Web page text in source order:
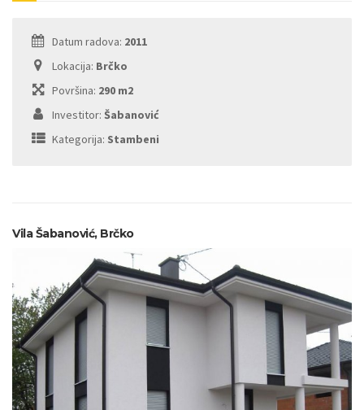
Datum radova: 2011
Lokacija: Brčko
Površina: 290 m2
Investitor: Šabanović
Kategorija: Stambeni
Vila Šabanović, Brčko